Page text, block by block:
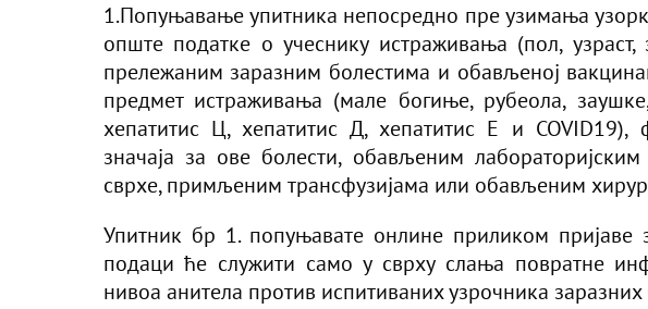
1.Попуњавање упитника непосредно пре узимања
опште податке о учеснику истраживања (пол,
прележаним заразним болестима и обављеној
предмет истраживања (мале богиње, рубеола,
хепатитис Ц, хепатитис Д, хепатитис Е и
значаја за ове болести, обављеним
сврхе, примљеним трансфузијама или обављеним
Упитник бр 1. попуњавате онлине приликом
подаци ће служити само у сврху слања повратне
нивоа анитела против испитиваних узрочника заразних